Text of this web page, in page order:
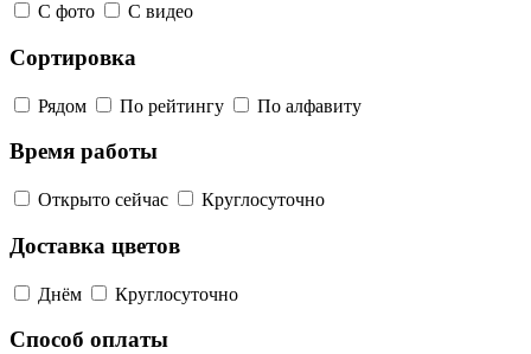
С фото С видео
Сортировка
Рядом По рейтингу По алфавиту
Время работы
Открыто сейчас Круглосуточно
Доставка цветов
Днём Круглосуточно
Способ оплаты